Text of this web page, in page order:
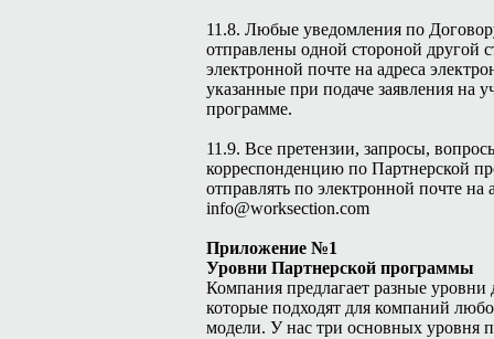
11.8. Любые уведомления по
отправлены одной стороной другой
электронной почте на адреса
указанные при подаче заявления на
программе.
11.9. Все претензии, запросы,
корреспонденцию по Партнерской
отправлять по электронной почте на
info@worksection.com
Приложение №1
Уровни Партнерской программы
Компания предлагает разные уровни
которые подходят для компаний
модели. У нас три основных уровня